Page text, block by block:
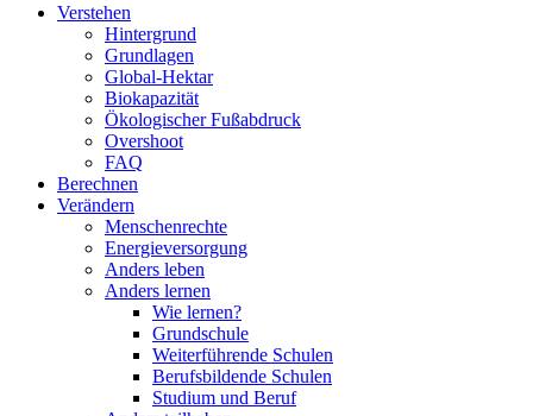
Verstehen
Hintergrund
Grundlagen
Global-Hektar
Biokapazität
Ökologischer Fußabdruck
Overshoot
FAQ
Berechnen
Verändern
Menschenrechte
Energieversorgung
Anders leben
Anders lernen
Wie lernen?
Grundschule
Weiterführende Schulen
Berufsbildende Schulen
Studium und Beruf